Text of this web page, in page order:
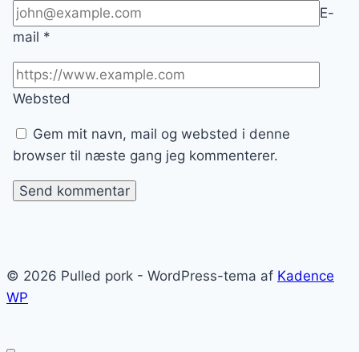
E-
mail *
Websted
Gem mit navn, mail og websted i denne
browser til næste gang jeg kommenterer.
© 2026 Pulled pork - WordPress-tema af Kadence
WP